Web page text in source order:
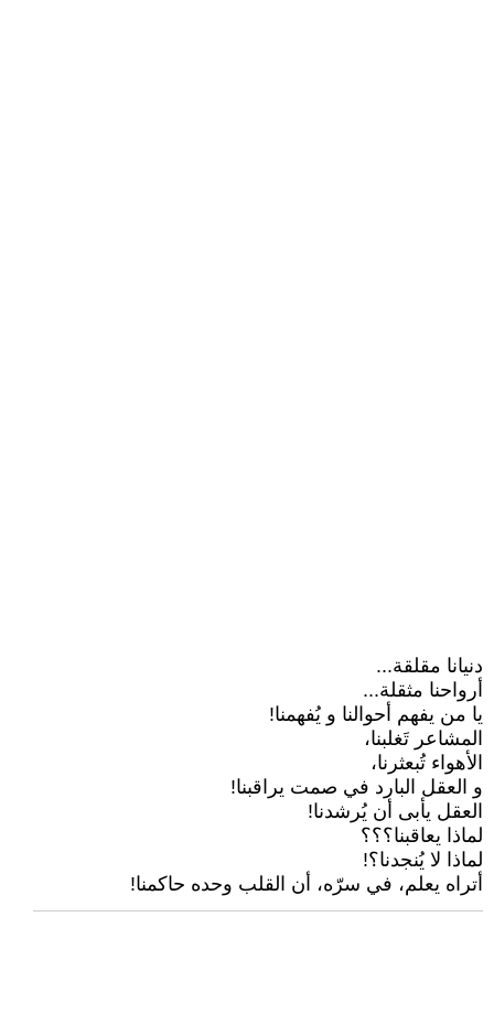
دنيانا مقلقة...
أرواحنا مثقلة...
يا من يفهم أحوالنا و يُفهمنا!
المشاعر تَغلبنا،
الأهواء تُبعثرنا،
و العقل البارد في صمت يراقبنا!
العقل يأبى أن يُرشدنا!
لماذا يعاقبنا؟؟؟
لماذا لا يُنجدنا؟!
أتراه يعلم، في سرّه، أن القلب وحده حاكمنا!